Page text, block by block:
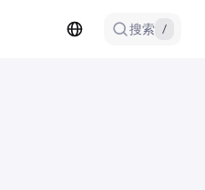
搜索 /